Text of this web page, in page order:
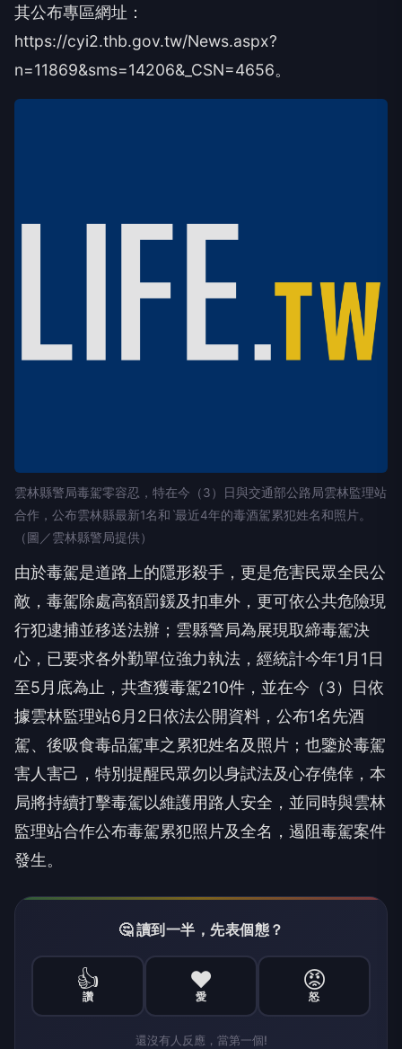
其公布專區網址：
https://cyi2.thb.gov.tw/News.aspx?
n=11869&sms=14206&_CSN=4656。
雲林縣警局毒駕零容忍，特在今（3）日與交通部公路局雲林監理站
合作，公布雲林縣最新1名和ˋ最近4年的毒酒駕累犯姓名和照片。
（圖／雲林縣警局提供）
由於毒駕是道路上的隱形殺手，更是危害民眾全民公
敵，毒駕除處高額罰鍰及扣車外，更可依公共危險現
行犯逮捕並移送法辦；雲縣警局為展現取締毒駕決
心，已要求各外勤單位強力執法，經統計今年1月1日
至5月底為止，共查獲毒駕210件，並在今（3）日依
據雲林監理站6月2日依法公開資料，公布1名先酒
駕、後吸食毒品駕車之累犯姓名及照片；也鑒於毒駕
害人害己，特別提醒民眾勿以身試法及心存僥倖，本
局將持續打擊毒駕以維護用路人安全，並同時與雲林
監理站合作公布毒駕累犯照片及全名，遏阻毒駕案件
發生。
🤔 讀到一半，先表個態？
👍
讚
❤️
愛
😡
怒
還沒有人反應，當第一個!